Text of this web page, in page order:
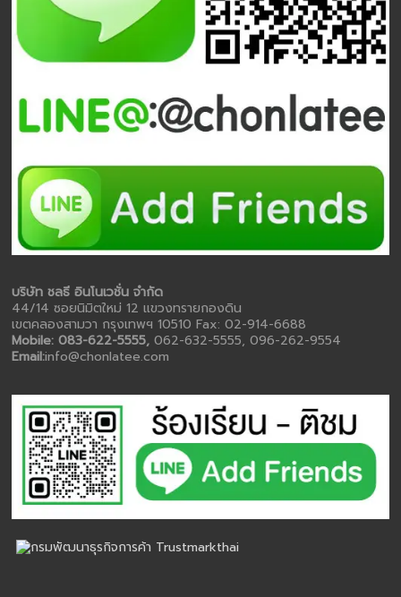
บริษัท ชลธี อินโนเวชั่น จำกัด
44/14 ซอยนิมิตใหม่ 12 แขวงทรายกองดิน
เขตคลองสามวา กรุงเทพฯ 10510 Fax: 02-914-6688
Mobile: 083-622-5555,062-632-5555, 096-262-9554
Email:info@chonlatee.com